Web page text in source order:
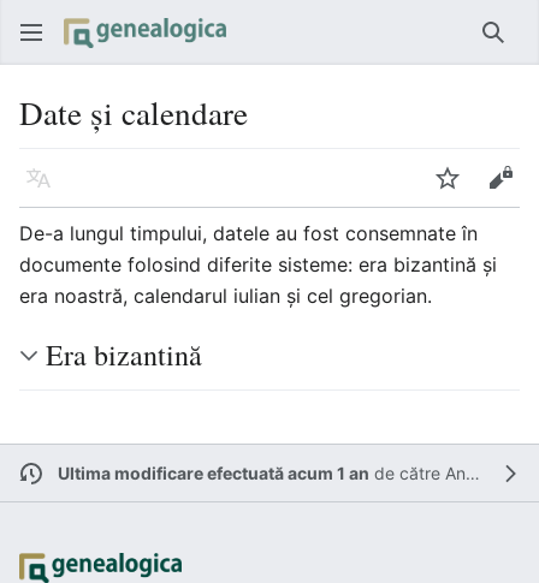
Date și calendare
Limbă Urmărire
De-a lungul timpului, datele au fost consemnate în
documente folosind diferite sisteme: era bizantină și
era noastră, calendarul iulian și cel gregorian.
Era bizantină
Ultima modificare efectuată acum 1 an de către Andreicucuruz